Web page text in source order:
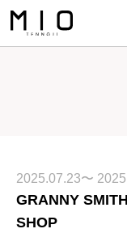
2025.07.23〜
GRANNY
SHOP